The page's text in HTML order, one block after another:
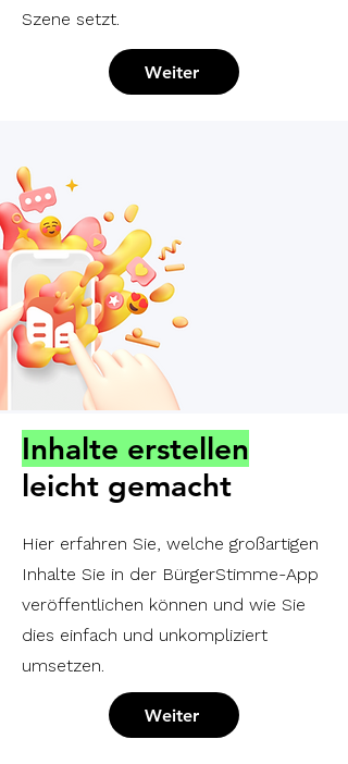
Szene setzt.
Weiter
Inhalte erstellen
leicht gemacht
Hier erfahren Sie, welche großartigen
Inhalte Sie in der BürgerStimme-App
veröffentlichen können und wie Sie
dies einfach und unkompliziert
umsetzen.
Weiter